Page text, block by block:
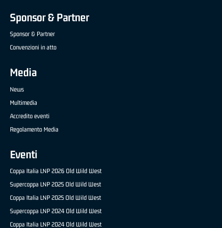
Sponsor & Partner
Sponsor & Partner
Convenzioni in atto
Media
News
Multimedia
Accredito eventi
Regolamento Media
Eventi
Coppa Italia LNP 2026 Old Wild West
Supercoppa LNP 2025 Old Wild West
Coppa Italia LNP 2025 Old Wild West
Supercoppa LNP 2024 Old Wild West
Coppa Italia LNP 2024 Old Wild West